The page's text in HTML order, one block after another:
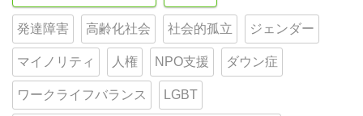
発達障害 高齢化社会 社会的孤立 ジェンダー
マイノリティ 人権 NPO支援 ダウン症
ワークライフバランス LGBT